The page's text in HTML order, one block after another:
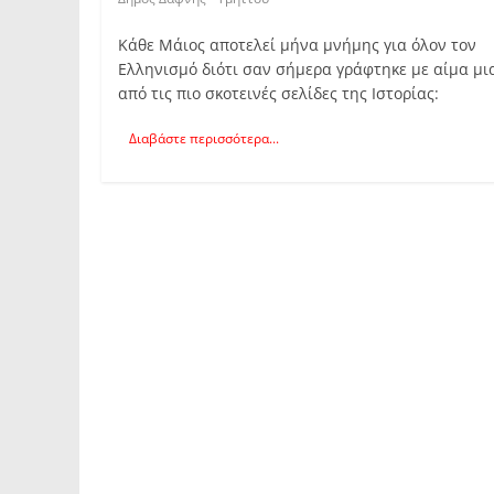
Κάθε Μάιος αποτελεί μήνα μνήμης για όλον τον
Ελληνισμό διότι σαν σήμερα γράφτηκε με αίμα
από τις πιο σκοτεινές σελίδες της Ιστορίας:
Διαβάστε περισσότερα...